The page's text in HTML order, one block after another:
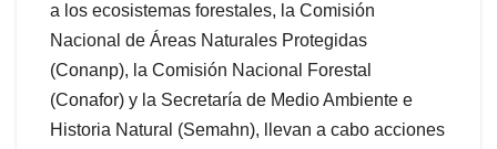
a los ecosistemas forestales, la Comisión
Nacional de Áreas Naturales Protegidas
(Conanp), la Comisión Nacional Forestal
(Conafor) y la Secretaría de Medio Ambiente e
Historia Natural (Semahn), llevan a cabo acciones